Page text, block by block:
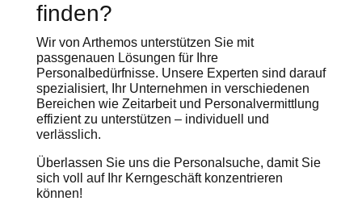
finden?
Wir von Arthemos unterstützen Sie mit
passgenauen Lösungen für Ihre
Personalbedürfnisse. Unsere Experten sind darauf
spezialisiert, Ihr Unternehmen in verschiedenen
Bereichen wie Zeitarbeit und Personalvermittlung
effizient zu unterstützen – individuell und
verlässlich.
Überlassen Sie uns die Personalsuche, damit Sie
sich voll auf Ihr Kerngeschäft konzentrieren
können!